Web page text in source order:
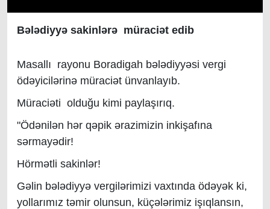
Bələdiyyə sakinlərə müraciət edib
Masallı rayonu Boradigah bələdiyyəsi vergi
ödəyicilərinə müraciət ünvanlayıb.
Müraciəti olduğu kimi paylaşırıq.
"Ödənilən hər qəpik ərazimizin inkişafına
sərmayədir!
Hörmətli sakinlər!
Gəlin bələdiyyə vergilərimizi vaxtında ödəyək ki,
yollarımız təmir olunsun, küçələrimiz işıqlansın,